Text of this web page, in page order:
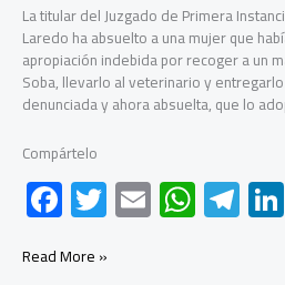
La titular del Juzgado de Primera
Laredo ha absuelto a una mujer que
apropiación indebida por recoger a un
Soba, llevarlo al veterinario y
denunciada y ahora absuelta, que lo
Compártelo
F
ac
e
T
wi
E
m
W
h
Te
le
Absuelve
Read More »